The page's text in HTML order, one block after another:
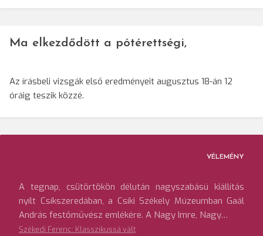
Ma elkezdődött a pótérettségi,
Az írásbeli vizsgák első eredményeit augusztus 18-án 12
óráig teszik közzé.
VÉLEMÉNY
A tegnap, csütörtökön délután nagyszabású kiállítás
nyílt Csíkszeredában, a Csíki Székely Múzeumban Gaál
András festőművész emlékére. A Nagy Imre, Nagy…
Székedi Ferenc: Klasszikussá vált